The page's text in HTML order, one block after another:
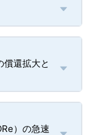
償還拡大と
）の急速